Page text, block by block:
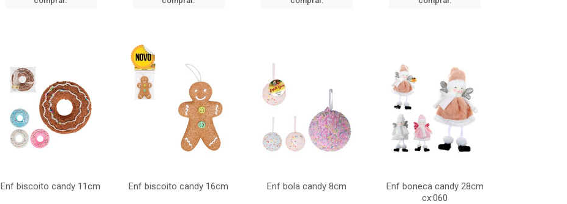
Enf biscoito candy 11cm Enf biscoito candy 16cm Enf bola candy 8cm
Enf boneca candy 28cm
cx:060